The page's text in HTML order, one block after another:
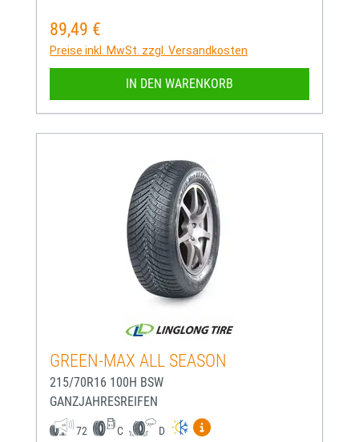
Regulärer Preis:
89,49 €
Preise inkl. MwSt. zzgl. Versandkosten
IN DEN WARENKORB
GREEN-MAX ALL SEASON
215/70R16 100H BSW
GANZJAHRESREIFEN
72 C D
Mehr Informationen zum